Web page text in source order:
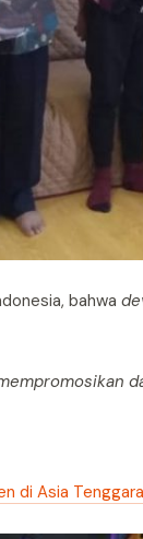
bahwa
di Asia Tenggara